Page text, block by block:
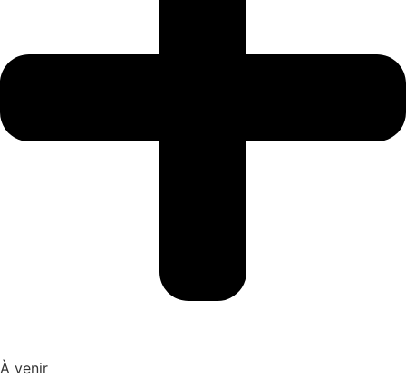
À venir